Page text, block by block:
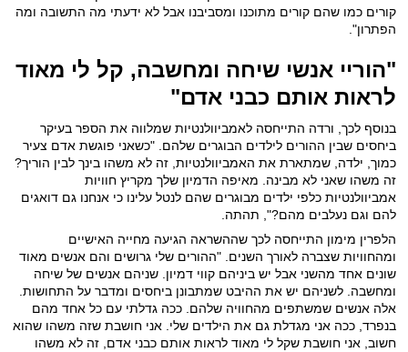
קורים כמו שהם קורים מתוכנו ומסביבנו אבל לא ידעתי מה התשובה ומה
הפתרון".
"הוריי אנשי שיחה ומחשבה, קל לי מאוד
לראות אותם כבני אדם"
בנוסף לכך, ורדה התייחסה לאמביוולנטיות שמלווה את הספר בעיקר
ביחסים שבין ההורים לילדים הבוגרים שלהם. "כשאני פוגשת אדם צעיר
כמוך, ילדה, שמתארת את האמביוולנטיות, זה לא משהו בינך לבין הוריך?
זה משהו שאני לא מבינה. מאיפה הדמיון שלך מקריץ חוויות
אמביוולנטיות כלפי ילדים מבוגרים שהם לנטל עלינו כי אנחנו גם דואגים
להם וגם נעלבים מהם?", תהתה.
הלפרין מימון התייחסה לכך שההשראה הגיעה מחייה האישיים
ומהחוויות שצברה לאורך השנים. "ההורים שלי גרושים והם אנשים מאוד
שונים אחד מהשני אבל יש ביניהם קווי דמיון. שניהם אנשים של שיחה
ומחשבה. לשניהם יש את ההיבט שמתבונן ביחסים ומדבר על התחושות.
אלה אנשים שמשתפים מהחוויה שלהם. ככה גדלתי עם כל אחד מהם
בנפרד, ככה אני מגדלת גם את הילדים שלי. אני חושבת שזה משהו שהוא
חשוב, אני חושבת שקל לי מאוד לראות אותם כבני אדם, זה לא משהו